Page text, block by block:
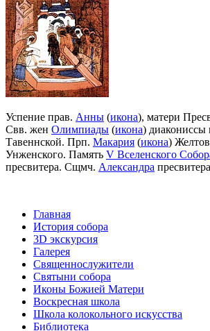
Успение прав. Анны (икона), матери
Свв. жен Олимпиады (икона) диакониссы
Тавеннской. Прп. Макария (икона)
Унженского. Память V Вселенского
пресвитера. Сщмч. Александра
Главная
История собора
3D экскурсия
Галерея
Священнослужители
Святыни собора
Иконы Божией Матери
Воскресная школа
Школа колокольного искусства
Библиотека